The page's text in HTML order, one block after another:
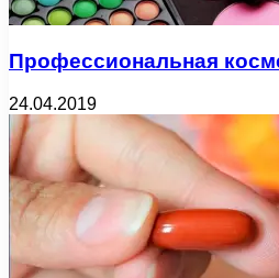
Профессиональная
24.04.2019